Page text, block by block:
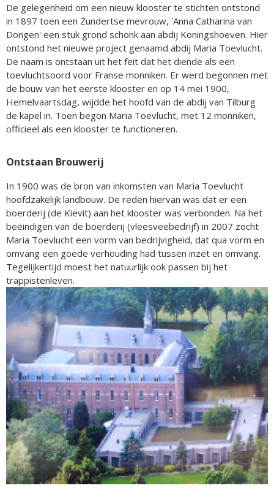
De gelegenheid om een nieuw klooster te stichten ontstond
in 1897 toen een Zundertse mevrouw, 'Anna Catharina van
Dongen' een stuk grond schonk aan abdij Koningshoeven. Hier
ontstond het nieuwe project genaamd abdij Maria Toevlucht.
De naam is ontstaan uit het feit dat het diende als een
toevluchtsoord voor Franse monniken. Er werd begonnen met
de bouw van het eerste klooster en op 14 mei 1900,
Hemelvaartsdag, wijdde het hoofd van de abdij van Tilburg
de kapel in. Toen begon Maria Toevlucht, met 12 monniken,
officieel als een klooster te functioneren.
Ontstaan Brouwerij
In 1900 was de bron van inkomsten van Maria Toevlucht
hoofdzakelijk landbouw. De reden hiervan was dat er een
boerderij (de Kievit) aan het klooster was verbonden. Na het
beëindigen van de boerderij (vleesveebedrijf) in 2007 zocht
Maria Toevlucht een vorm van bedrijvigheid, dat qua vorm en
omvang een goede verhouding had tussen inzet en omvang.
Tegelijkertijd moest het natuurlijk ook passen bij het
trappistenleven.